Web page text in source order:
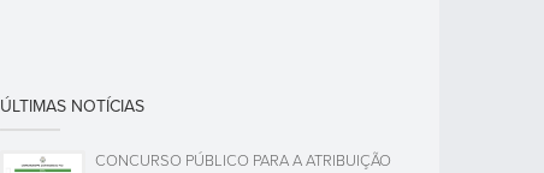
ÚLTIMAS NOTÍCIAS
CONCURSO PÚBLICO PARA A ATRIBUIÇÃO